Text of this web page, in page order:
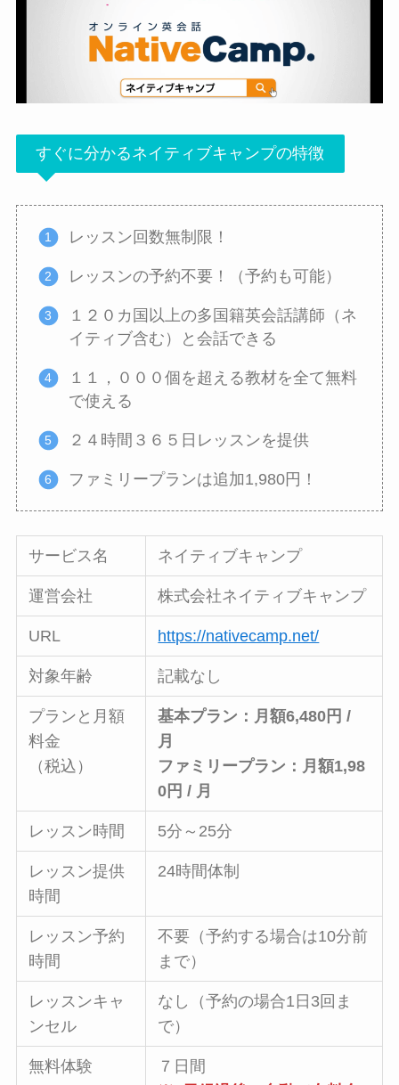
すぐに分かるネイティブキャンプの特徴
レッスン回数無制限！
レッスンの予約不要！（予約も可能）
１２０カ国以上の多国籍英会話講師（ネ
イティブ含む）と会話できる
１１，０００個を超える教材を全て無料
で使える
２４時間３６５日レッスンを提供
ファミリープランは追加1,980円！
サービス名 ネイティブキャンプ
運営会社 株式会社ネイティブキャンプ
URL https://nativecamp.net/
対象年齢 記載なし
プランと月額
料金
（税込）
基本プラン：月額6,480円 /
月
ファミリープラン：月額1,98
0円 / 月
レッスン時間 5分～25分
レッスン提供
時間
24時間体制
レッスン予約
時間
不要（予約する場合は10分前
まで）
レッスンキャ
ンセル
なし（予約の場合1日3回ま
で）
無料体験
７日間